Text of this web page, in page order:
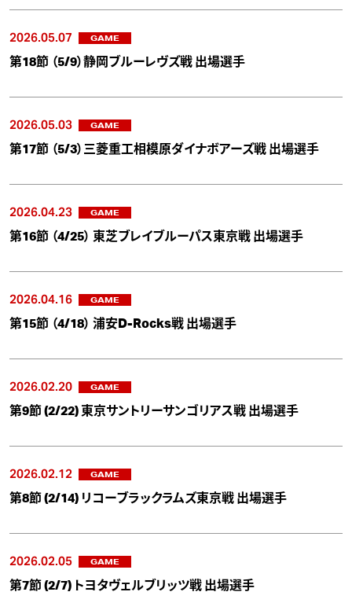
2026.05.07 GAME
第18節 （5/9）静岡ブルーレヴズ戦 出場選手
2026.05.03 GAME
第17節 （5/3）三菱重工相模原ダイナボアーズ戦 出場選手
2026.04.23 GAME
第16節 （4/25） 東芝ブレイブルーパス東京戦 出場選手
2026.04.16 GAME
第15節 （4/18） 浦安D-Rocks戦 出場選手
2026.02.20 GAME
第9節 (2/22) 東京サントリーサンゴリアス戦 出場選手
2026.02.12 GAME
第8節 (2/14) リコーブラックラムズ東京戦 出場選手
2026.02.05 GAME
第7節 (2/7) トヨタヴェルブリッツ戦 出場選手